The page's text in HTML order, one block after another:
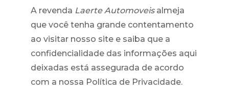
A revenda Laerte Automoveisalmeja
que você tenha grande contentamento
ao visitar nosso site e saiba que a
confidencialidade das informações aqui
deixadas está assegurada de acordo
com a nossa Política de Privacidade.